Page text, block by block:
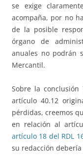
se exige
acompaña, por no
de la posible
órgano de
anuales no podrán
Mercantil.
Sobre la
artículo 40.12
pérdidas, creemos
en relación al
artículo 18 del RDL
su redacción